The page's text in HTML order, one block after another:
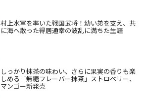
村上水軍を率いた戦国武将！幼い弟を支え、共
に海へ散った得居通幸の波乱に満ちた生涯
しっかり抹茶の味わい、さらに果実の香りも楽
しめる「無糖フレーバー抹茶」ストロベリー、
マンゴー新発売